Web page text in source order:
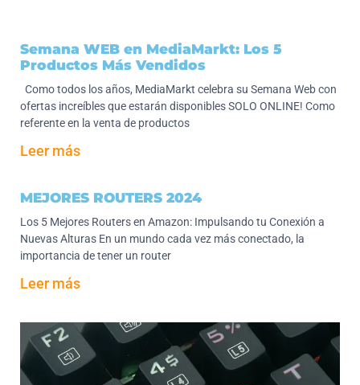
Semana WEB en MediaMarkt: Los 5
Productos Más Vendidos
Como todos los años, MediaMarkt celebra su Semana Web con
ofertas increíbles que estarán disponibles SOLO ONLINE! Como
referente en la venta de productos
Leer más
MEJORES ROUTERS 2024
Los 5 Mejores Routers en Amazon: Impulsando tu Conexión a
Nuevas Alturas En un mundo cada vez más conectado, la
importancia de tener un router
Leer más